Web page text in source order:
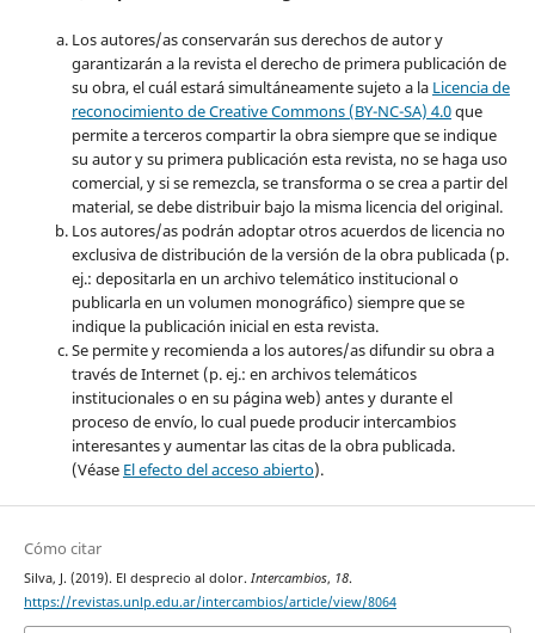
Los autores/as conservarán sus derechos de autor y
garantizarán a la revista el derecho de primera publicación de
su obra, el cuál estará simultáneamente sujeto a la Licencia de
reconocimiento de Creative Commons (BY-NC-SA) 4.0que
permite a terceros compartir la obra siempre que se indique
su autor y su primera publicación esta revista, no se haga uso
comercial, y si se remezcla, se transforma o se crea a partir del
material, se debe distribuir bajo la misma licencia del original.
Los autores/as podrán adoptar otros acuerdos de licencia no
exclusiva de distribución de la versión de la obra publicada (p.
ej.: depositarla en un archivo telemático institucional o
publicarla en un volumen monográfico) siempre que se
indique la publicación inicial en esta revista.
Se permite y recomienda a los autores/as difundir su obra a
través de Internet (p. ej.: en archivos telemáticos
institucionales o en su página web) antes y durante el
proceso de envío, lo cual puede producir intercambios
interesantes y aumentar las citas de la obra publicada.
(Véase El efecto del acceso abierto).
Cómo citar
Silva, J. (2019). El desprecio al dolor. Intercambios, 18.
https://revistas.unlp.edu.ar/intercambios/article/view/8064